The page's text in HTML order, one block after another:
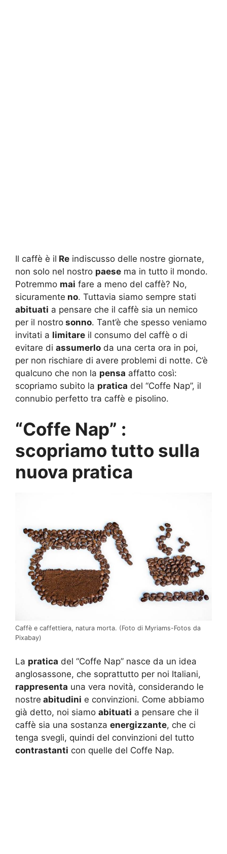
Il caffè è il Re indiscusso delle nostre giornate,
non solo nel nostro paese ma in tutto il mondo.
Potremmo mai fare a meno del caffè? No,
sicuramente no. Tuttavia siamo sempre stati
abituati a pensare che il caffè sia un nemico
per il nostro sonno. Tant’è che spesso veniamo
invitati a limitare il consumo del caffè o di
evitare di assumerlo da una certa ora in poi,
per non rischiare di avere problemi di notte. C’è
qualcuno che non la pensa affatto così:
scopriamo subito la pratica del “Coffe Nap”, il
connubio perfetto tra caffè e pisolino.
“Coffe Nap” :
scopriamo tutto sulla
nuova pratica
Caffè e caffettiera, natura morta. (Foto di Myriams-Fotos da
Pixabay)
La pratica del “Coffe Nap” nasce da un idea
anglosassone, che soprattutto per noi Italiani,
rappresenta una vera novità, considerando le
nostre abitudini e convinzioni. Come abbiamo
già detto, noi siamo abituati a pensare che il
caffè sia una sostanza energizzante, che ci
tenga svegli, quindi del convinzioni del tutto
contrastanti con quelle del Coffe Nap.